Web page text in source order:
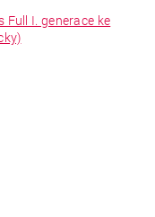
Full I. generace ke